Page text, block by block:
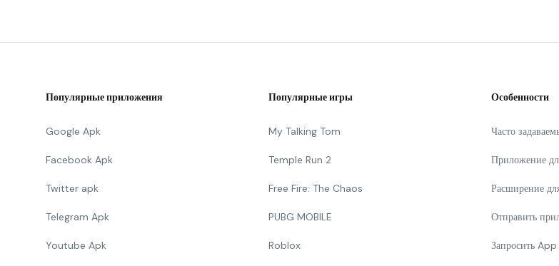
Популярные приложения
Google Apk
Facebook Apk
Twitter apk
Telegram Apk
Youtube Apk
Популярные игры
My Talking Tom
Temple Run 2
Free Fire: The Chaos
PUBG MOBILE
Roblox
Особенности
Часто
Приложение
Расширение
Отправить
Запросить App